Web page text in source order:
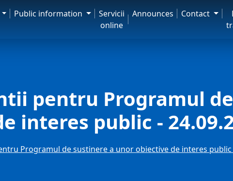
Public information
Servicii
online
Announces Contact
pentru Programul
interes public -
Programul de sustinere a unor obiective de interes public